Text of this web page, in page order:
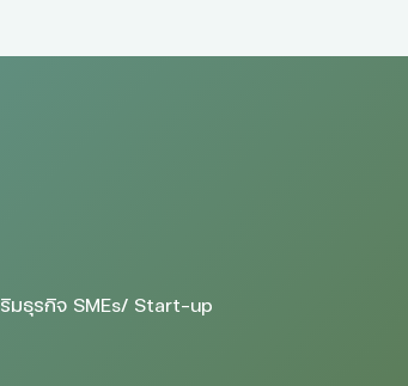
มธุรกิจ SMEs/ Start-up